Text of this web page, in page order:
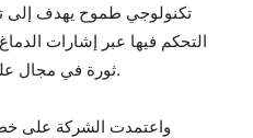
تكنولوجي طموح يهدف إلى
التحكم فيها عبر إشارات
ثورة في مجال علوم الأعصاب والذكاء الاصطناعي.
واعتمدت الشركة على